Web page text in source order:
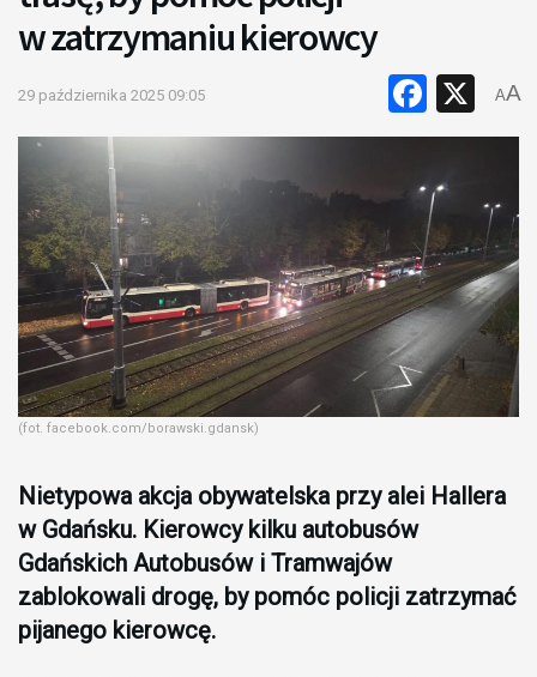
w zatrzymaniu kierowcy
29 października 2025 09:05 X
AA
(fot. facebook.com/borawski.gdansk)
Nietypowa akcja obywatelska przy alei Hallera
w Gdańsku. Kierowcy kilku autobusów
Gdańskich Autobusów i Tramwajów
zablokowali drogę, by pomóc policji zatrzymać
pijanego kierowcę.